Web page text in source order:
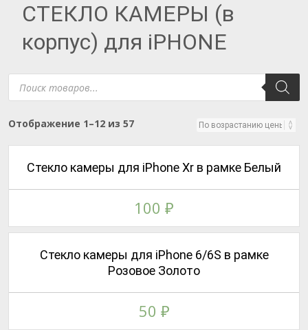
СТЕКЛО КАМЕРЫ (в
корпус) для iPHONE
Поиск
товаров
Отображение 1–12 из 57Цены:
Стекло камеры для iPhone 6/6S в рамке
Розовое Золото
50 ₽
Стекло камеры для iPhone Xr в рамке Белый
100 ₽